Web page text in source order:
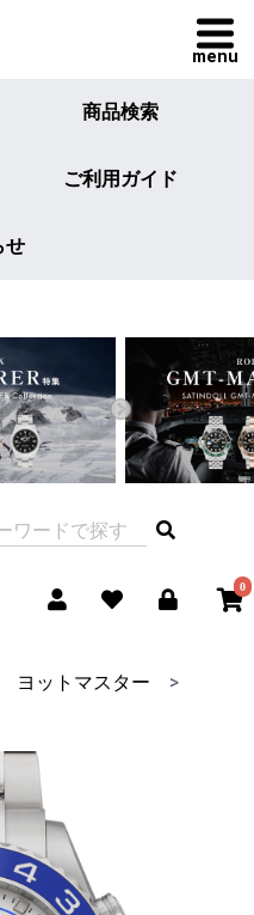
menu
商品検索
ご利用ガイド
せ
0
ヨットマスター
>